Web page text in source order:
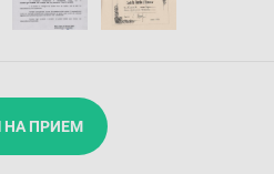
НА ПРИЕМ